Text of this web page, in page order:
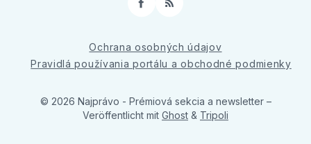
Facebook
RSS
Ochrana osobných údajov
Pravidlá používania portálu a obchodné podmienky
© 2026 Najprávo - Prémiová sekcia a newsletter –
Veröffentlicht mit Ghost & Tripoli